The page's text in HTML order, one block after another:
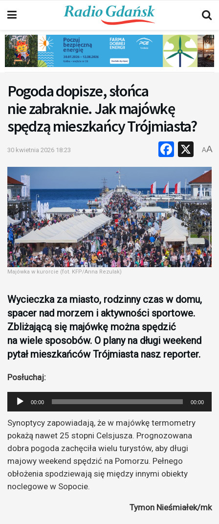
Pogoda dopisze, słońca
nie zabraknie. Jak majówkę
spędzą mieszkańcy Trójmiasta?
30 kwietnia 2026 18:23 X
AA
Majówka w kurorcie (fot. KFP/Anna Rezulak)
Wycieczka za miasto, rodzinny czas w domu,
spacer nad morzem i aktywności sportowe.
Zbliżającą się majówkę można spędzić
na wiele sposobów. O plany na długi weekend
pytał mieszkańców Trójmiasta nasz reporter.
Posłuchaj:
Odtwarzacz
plików
dźwiękowych
00:00 00:00
Synoptycy zapowiadają, że w majówkę termometry
pokażą nawet 25 stopni Celsjusza. Prognozowana
dobra pogoda zachęciła wielu turystów, aby długi
majowy weekend spędzić na Pomorzu. Pełnego
obłożenia spodziewają się między innymi obiekty
noclegowe w Sopocie.
Tymon Nieśmiałek/mk